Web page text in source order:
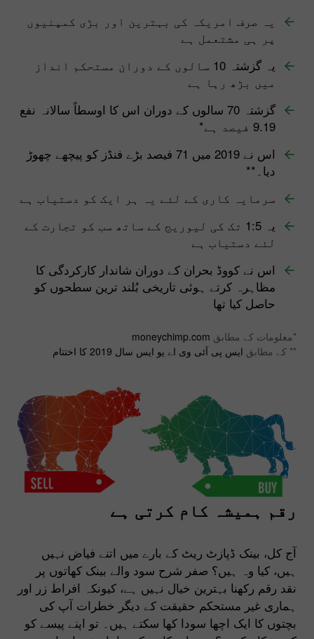
یہ صرف امریکہ کی بہترین اور بڑی کمپنیوں
پر ہی مشتعمل ہے
یہ گزشتہ 10 سالوں کے دوران مستحکم انداز
میں بڑھ رہا ہے
گزشتہ 70 سالوں کے دوران اس کا اوسطاً سالانہ نفع
9.19 فیصد ہے*
اس نے 2019 میں 71 فیصد بڑے فنڈز کو پیچھے چھوڑ
دیا۔**
سرمایہ کاری کے لئے یہ ہر ایک کو دستیاب ہے
یہ 1:5 تک کی لیوریج کے ساتھ سب کو تجارت کے
لئے دستیاب ہے
اس نے کووڈ بحران کے دوران شاندار کارکردگی کا
مظاہرہ کرتے ہوئی تاریخی بُلند ترین سطحوں کو
حاصل کیا تھا
*معلومات کے مطابق moneychimp.com
** کے مطابق ایس پی آئی وی اے یو ایس سال 2019 کا اختتام
رقم ہمیشہ کام کرتی ہے
آج کل، بینک ڈپازٹ ریٹ کے بارے میں اتنے فیاض نہیں
ہیں، کیا وہ ہیں؟ صفر شرح سود والے بینک کھاتوں پر
نقد رقم رکھنا بہترین خیال نہیں ہے، کیونکہ افراط زر اور
ہماری غیر مستحکم حقیقت کے دیگر خطرات آپ کی
بچتوں کا ایک اچھا سودا کھا سکتے ہیں۔ تو اپنے پیسے کو